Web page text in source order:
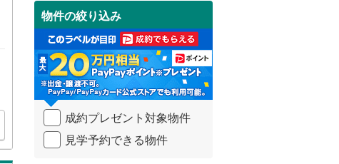
受
け
取
る
・
条
件
を
イ
ペ
物件の絞り込み
成約プレゼント対象物件
見学予約できる物件
弥彦線( 0)
総武本線(0)
京葉線(0)
久留里線(0)
山手線
南道路（0）